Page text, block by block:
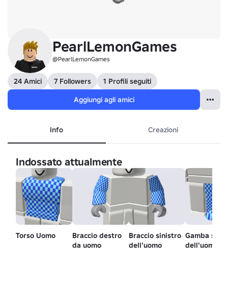
PearlLemonGames
@PearlLemonGames
24 Amici 7 Followers
1 Profili seguiti
Aggiungi agli amici
Info Creazioni
Indossato attualmente
Torso Uomo
Braccio destro
da uomo
Braccio sinistro
dell'uomo
Gamba
dell'uomo